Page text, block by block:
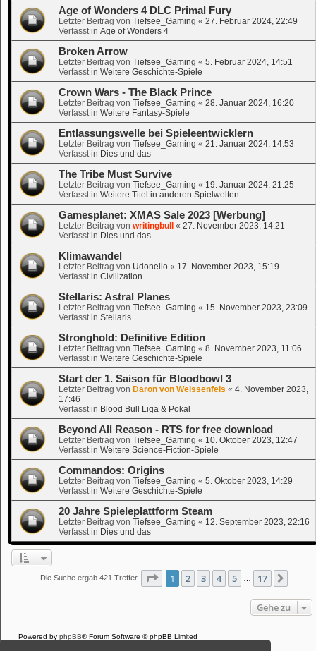
Age of Wonders 4 DLC Primal Fury
Letzter Beitrag von Tiefsee_Gaming « 27. Februar 2024, 22:49
Verfasst in Age of Wonders 4
Broken Arrow
Letzter Beitrag von Tiefsee_Gaming « 5. Februar 2024, 14:51
Verfasst in Weitere Geschichte-Spiele
Crown Wars - The Black Prince
Letzter Beitrag von Tiefsee_Gaming « 28. Januar 2024, 16:20
Verfasst in Weitere Fantasy-Spiele
Entlassungswelle bei Spieleentwicklern
Letzter Beitrag von Tiefsee_Gaming « 21. Januar 2024, 14:53
Verfasst in Dies und das
The Tribe Must Survive
Letzter Beitrag von Tiefsee_Gaming « 19. Januar 2024, 21:25
Verfasst in Weitere Titel in anderen Spielwelten
Gamesplanet: XMAS Sale 2023 [Werbung]
Letzter Beitrag von writingbull « 27. November 2023, 14:21
Verfasst in Dies und das
Klimawandel
Letzter Beitrag von Udonello « 17. November 2023, 15:19
Verfasst in Civilization
Stellaris: Astral Planes
Letzter Beitrag von Tiefsee_Gaming « 15. November 2023, 23:09
Verfasst in Stellaris
Stronghold: Definitive Edition
Letzter Beitrag von Tiefsee_Gaming « 8. November 2023, 11:06
Verfasst in Weitere Geschichte-Spiele
Start der 1. Saison für Bloodbowl 3
Letzter Beitrag von Daron von Weissenfels « 4. November 2023,
17:46
Verfasst in Blood Bull Liga & Pokal
Beyond All Reason - RTS for free download
Letzter Beitrag von Tiefsee_Gaming « 10. Oktober 2023, 12:47
Verfasst in Weitere Science-Fiction-Spiele
Commandos: Origins
Letzter Beitrag von Tiefsee_Gaming « 5. Oktober 2023, 14:29
Verfasst in Weitere Geschichte-Spiele
20 Jahre Spieleplattform Steam
Letzter Beitrag von Tiefsee_Gaming « 12. September 2023, 22:16
Verfasst in Dies und das
Die Suche ergab 421 Treffer Seite 1von 17
1 2 3 4 5 17
Gehe zu
Powered by phpBB® Forum Software © phpBB Limited